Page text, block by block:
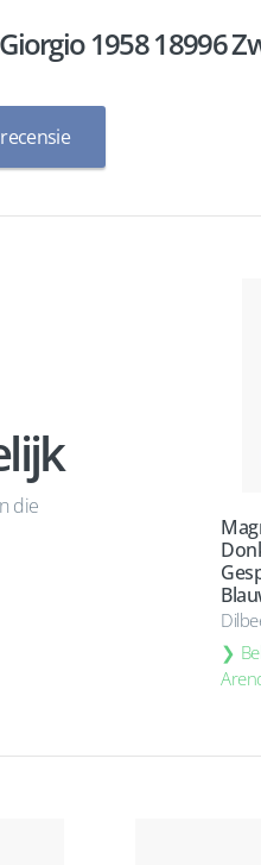
1958 18996
die